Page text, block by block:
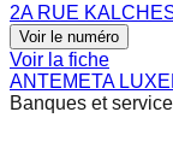
2A RUE
Voir le numéro
Voir la fiche
ANTEMETA
Banques et